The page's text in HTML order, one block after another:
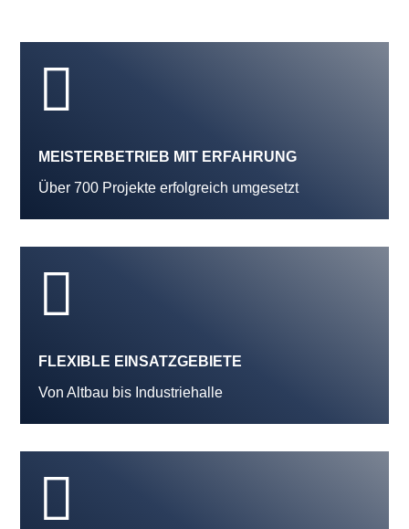

MEISTERBETRIEB MIT ERFAHRUNG
Über 700 Projekte erfolgreich umgesetzt

FLEXIBLE EINSATZGEBIETE
Von Altbau bis Industriehalle
